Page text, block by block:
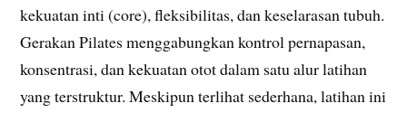
kekuatan inti (core), fleksibilitas, dan keselarasan tubuh.
Gerakan Pilates menggabungkan kontrol pernapasan,
konsentrasi, dan kekuatan otot dalam satu alur latihan
yang terstruktur. Meskipun terlihat sederhana, latihan ini